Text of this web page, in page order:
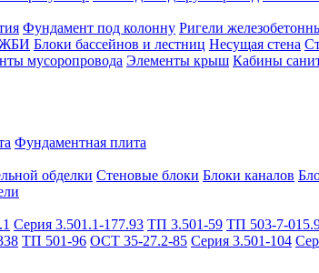
Фундамент под колонну Ригели
ЖБИ Блоки бассейнов и лестниц Несущая стена
мусоропровода Элементы крыш Кабины
Фундаментная плита
обделки Стеновые блоки Блоки каналов
Серия 3.501.1-177.93 ТП 3.501-59 ТП 503-7-
ТП 501-96 ОСТ 35-27.2-85 Серия 3.501-104